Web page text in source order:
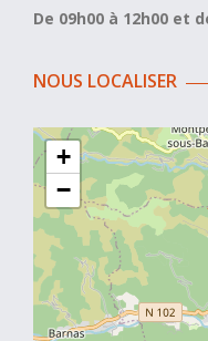
De 09h00 à 12h00 et
NOUS LOCALISER
+
−